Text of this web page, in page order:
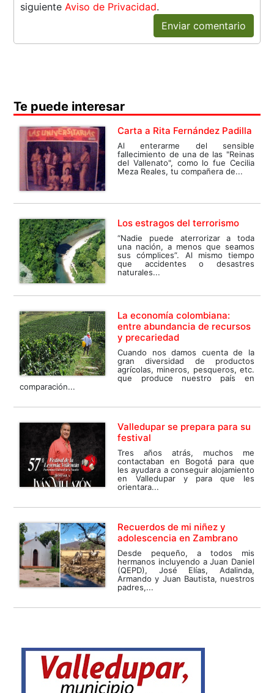
siguienteAviso de Privacidad.
Enviar comentario
Te puede interesar
Carta a Rita Fernández Padilla
Al enterarme del sensible
fallecimiento de una de las "Reinas
del Vallenato", como lo fue Cecilia
Meza Reales, tu compañera de...
Los estragos del terrorismo
“Nadie puede aterrorizar a toda
una nación, a menos que seamos
sus cómplices”. Al mismo tiempo
que accidentes o desastres
naturales...
La economía colombiana:
entre abundancia de recursos
y precariedad
Cuando nos damos cuenta de la
gran diversidad de productos
agrícolas, mineros, pesqueros, etc.
que produce nuestro país en
comparación...
Valledupar se prepara para su
festival
Tres años atrás, muchos me
contactaban en Bogotá para que
les ayudara a conseguir alojamiento
en Valledupar y para que les
orientara...
Recuerdos de mi niñez y
adolescencia en Zambrano
Desde pequeño, a todos mis
hermanos incluyendo a Juan Daniel
(QEPD), José Elías, Adalinda,
Armando y Juan Bautista, nuestros
padres,...